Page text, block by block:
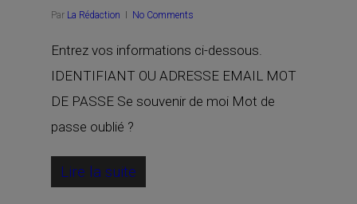
Par La Rédaction No Comments
Entrez vos informations ci-dessous.
IDENTIFIANT OU ADRESSE EMAIL MOT
DE PASSE Se souvenir de moi Mot de
passe oublié ?
Lire la suite